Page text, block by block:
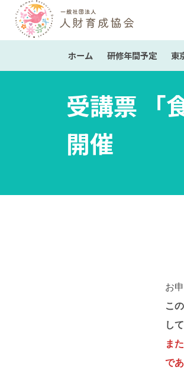
ホーム 研修年間予定 東
受講票 「
開催
お
こ
し
ま
で